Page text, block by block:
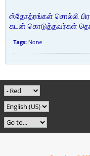
ஸ்தோத்ரங்கள் சொல்லி
கடன் கொடுத்தவர்கள்
Tags: None